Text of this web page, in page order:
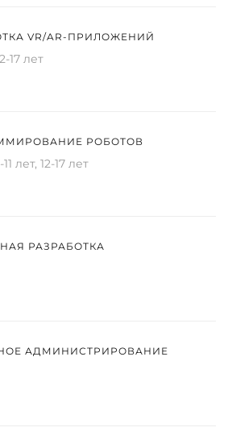
VR/AR-ПРИЛОЖЕНИЙ
17 лет
РОБОТОВ
лет, 12-17 лет
РАЗРАБОТКА
АДМИНИСТРИРОВАНИЕ